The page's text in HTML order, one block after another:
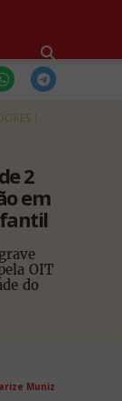
2
em
OIT
do
Muniz